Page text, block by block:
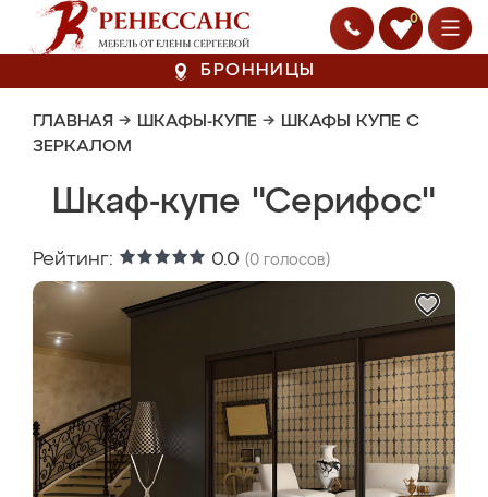
0
БРОННИЦЫ
ГЛАВНАЯ → ШКАФЫ-КУПЕ → ШКАФЫ КУПЕ С
ЗЕРКАЛОМ
Шкаф-купе "Серифос"
Рейтинг: 0.0 (0 голосов)